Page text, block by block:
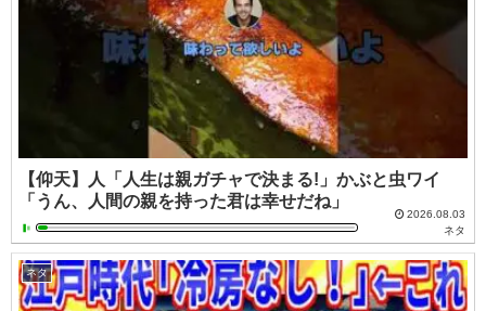
【仰天】人「人生は親ガチャで決まる!」かぶと虫ワイ
「うん、人間の親を持った君は幸せだね」
2026.08.03
ネタ
ネタ